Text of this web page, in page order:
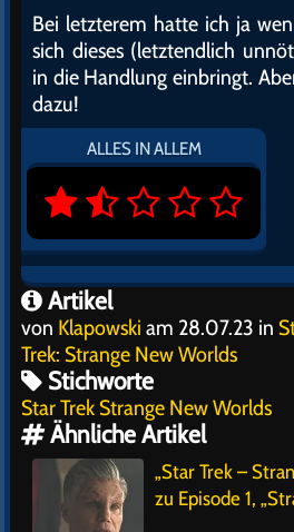
Bei letzterem hatte ich ja
sich dieses (letztendlich
in die Handlung einbringt.
dazu!
ALLES IN ALLEM
Artikel
von Klapowski am 28.07.23 in
Trek: Strange New Worlds
Stichworte
Star Trek Strange New Worlds
Ähnliche Artikel
„Star Trek –
zu Episode 1,